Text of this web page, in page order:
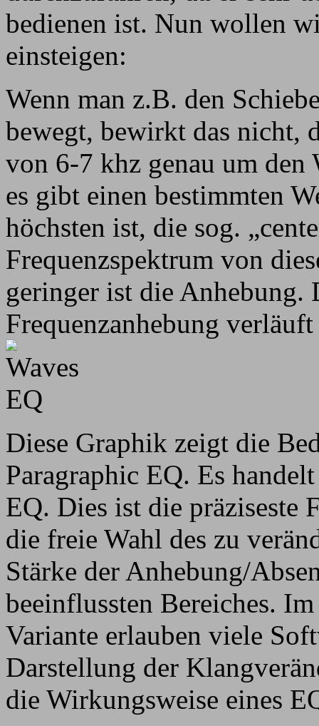
bedienen ist. Nun wollen
einsteigen:
Wenn man z.B. den
bewegt, bewirkt das nicht,
von 6-7 khz genau um den
es gibt einen bestimmten
höchsten ist, die sog.
Frequenzspektrum von
geringer ist die Anhebung.
Frequenzanhebung
Diese Graphik zeigt die
Paragraphic EQ. Es
EQ. Dies ist die präziseste
die freie Wahl des zu
Stärke der Anhebung/
beeinflussten Bereiches.
Variante erlauben viele
Darstellung der
die Wirkungsweise eines